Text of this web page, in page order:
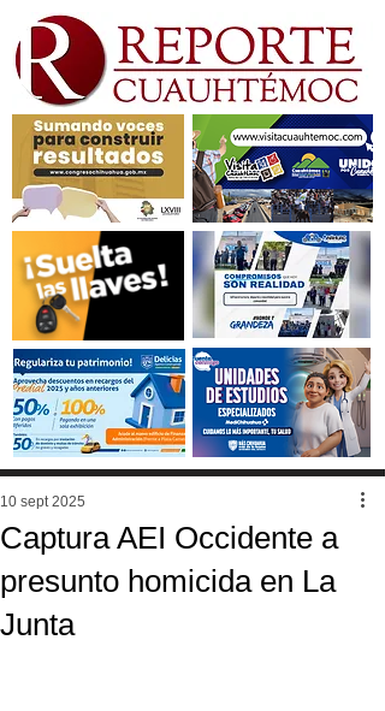
Captura AEI Occidente a
presunto homicida en La
Junta
10 sept 2025